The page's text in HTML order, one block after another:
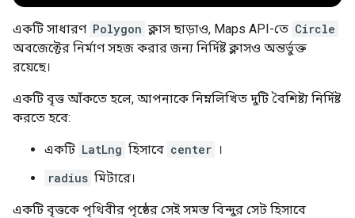
একটি সাধারণ Polygon ক্লাস ছাড়াও, Maps API-তে Circle
অবজেক্টের নির্মাণ সহজ করার জন্য নির্দিষ্ট ক্লাসও অন্তর্ভুক্ত
রয়েছে।
একটি বৃত্ত আঁকতে হলে, আপনাকে নিম্নলিখিত দুটি বৈশিষ্ট্য নির্দিষ্ট
করতে হবে:
একটি LatLng হিসাবে center ।
radius মিটারে।
একটি বৃত্তকে পৃথিবীর পৃষ্ঠের সেই সমস্ত বিন্দুর সেট হিসাবে